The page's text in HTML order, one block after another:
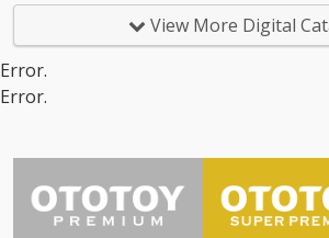
View More Digital
Error.
Error.